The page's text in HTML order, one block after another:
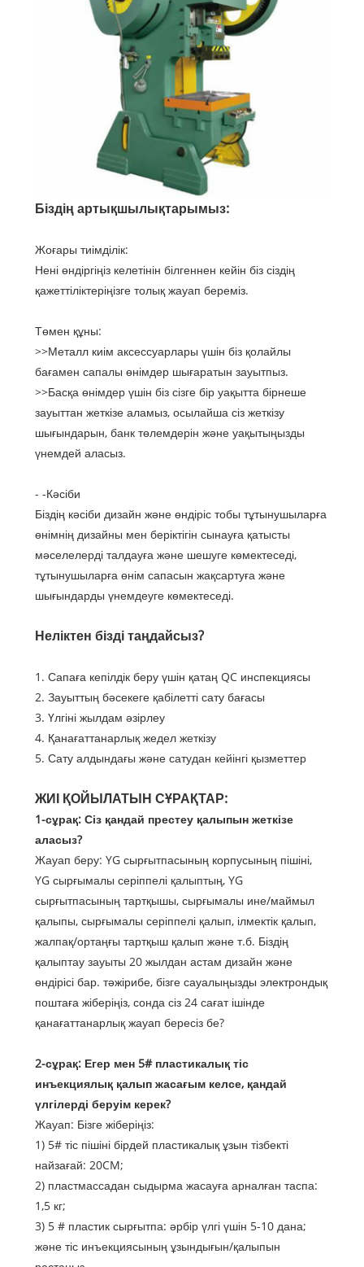
Біздің артықшылықтарымыз:
Жоғары тиімділік:
Нені өндіргіңіз келетінін білгеннен кейін біз сіздің
қажеттіліктеріңізге толық жауап береміз.
Төмен құны:
>>Металл киім аксессуарлары үшін біз қолайлы
бағамен сапалы өнімдер шығаратын зауытпыз.
>>Басқа өнімдер үшін біз сізге бір уақытта бірнеше
зауыттан жеткізе аламыз, осылайша сіз жеткізу
шығындарын, банк төлемдерін және уақытыңызды
үнемдей аласыз.
- -Кәсіби
Біздің кәсіби дизайн және өндіріс тобы тұтынушыларға
өнімнің дизайны мен беріктігін сынауға қатысты
мәселелерді талдауға және шешуге көмектеседі,
тұтынушыларға өнім сапасын жақсартуға және
шығындарды үнемдеуге көмектеседі.
Неліктен бізді таңдайсыз?
1. Сапаға кепілдік беру үшін қатаң QC инспекциясы
2. Зауыттың бәсекеге қабілетті сату бағасы
3. Үлгіні жылдам әзірлеу
4. Қанағаттанарлық жедел жеткізу
5. Сату алдындағы және сатудан кейінгі қызметтер
ЖИІ ҚОЙЫЛАТЫН СҰРАҚТАР:
1-сұрақ: Сіз қандай престеу қалыпын жеткізе
аласыз?
Жауап беру: YG сырғытпасының корпусының пішіні,
YG сырғымалы серіппелі қалыптың, YG
сырғытпасының тартқышы, сырғымалы ине/маймыл
қалыпы, сырғымалы серіппелі қалып, ілмектік қалып,
жалпақ/ортаңғы тартқыш қалып және т.б. Біздің
қалыптау зауыты 20 жылдан астам дизайн және
өндірісі бар. тәжірибе, бізге сауалыңызды электрондық
поштаға жіберіңіз, сонда сіз 24 сағат ішінде
қанағаттанарлық жауап бересіз бе?
2-сұрақ: Егер мен 5# пластикалық тіс
инъекциялық қалып жасағым келсе, қандай
үлгілерді беруім керек?
Жауап: Бізге жіберіңіз:
1) 5# тіс пішіні бірдей пластикалық ұзын тізбекті
найзағай: 20CM;
2) пластмассадан сыдырма жасауға арналған таспа:
1,5 кг;
3) 5 # пластик сырғытпа: әрбір үлгі үшін 5-10 дана;
және тіс инъекциясының ұзындығын/қалыпын